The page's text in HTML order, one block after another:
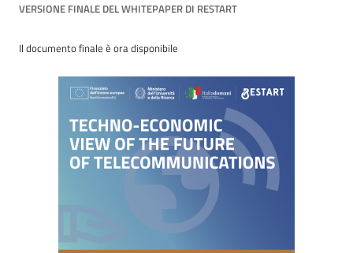
VERSIONE FINALE DEL WHITEPAPER DI RESTART
Il documento finale è ora disponibile